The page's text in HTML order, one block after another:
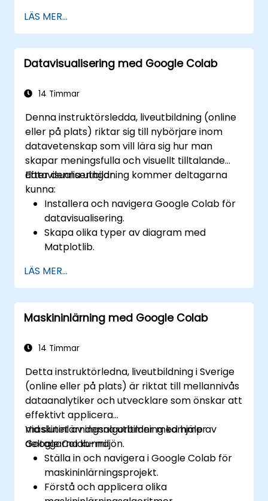
djupinlärningsmodeller.
Använda avancerade funktioner i
TensorFlow för djupinlärning.
LÄS MER...
Datavisualisering med Google Colab
14 Timmar
Denna instruktörsledda, liveutbildning (online
eller på plats) riktar sig till nybörjare inom
datavetenskap som vill lära sig hur man
skapar meningsfulla och visuellt tilltalande
datavisualiseringar.
Efter denna utbildning kommer deltagarna
kunna:
Installera och navigera Google Colab för
datavisualisering.
Skapa olika typer av diagram med
Matplotlib.
visualiseringstekniker.
Anpassa diagram för bättre presentation
och klarhet.
Tolka och presentera data effektivt med
LÄS MER...
Maskininlärning med Google Colab
14 Timmar
Detta instruktörledna, liveutbildning i Sverige
(online eller på plats) är riktat till mellannivås
dataanalytiker och utvecklare som önskar att
effektivt applicera
maskininlärningsalgoritmer med hjälp av
Google Colab-miljön.
Vid slutet av denna utbildning kommer
deltagarna kunna:
Ställa in och navigera i Google Colab för
maskininlärningsprojekt.
Förstå och applicera olika